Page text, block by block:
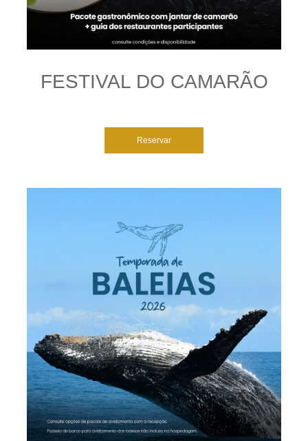
FESTIVAL DO CAMARÃO
Reservar